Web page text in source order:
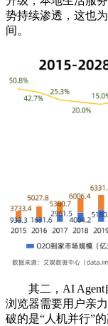
势持续渗透，这也
间。
其二，AI Agent
浏览器需要用户亲
破的是“人机并行”